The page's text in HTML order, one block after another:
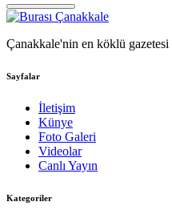
Çanakkale'nin en köklü gazetesi
Sayfalar
İletişim
Künye
Foto Galeri
Videolar
Canlı Yayın
Kategoriler